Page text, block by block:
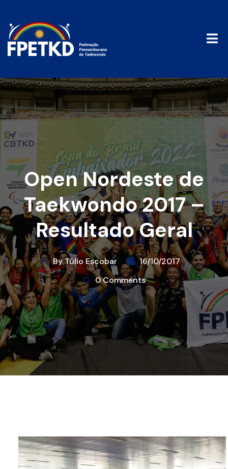
Open Nordeste de
Taekwondo 2017 –
Resultado Geral
By Túlio Escobar
16/10/2017
0 Comments